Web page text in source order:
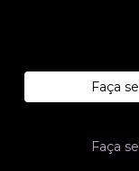
Faça
Faça